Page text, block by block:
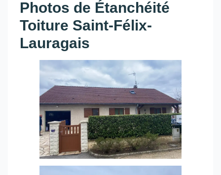
Photos de Étanchéité
Toiture Saint-Félix-
Lauragais